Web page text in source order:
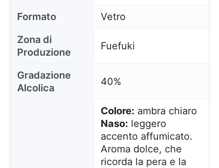
Formato
Vetro
Zona di
Produzione
Fuefuki
Gradazione
Alcolica
40%
Colore: ambra chiaro
Naso: leggero
accento affumicato.
Aroma dolce, che
ricorda la pera e la